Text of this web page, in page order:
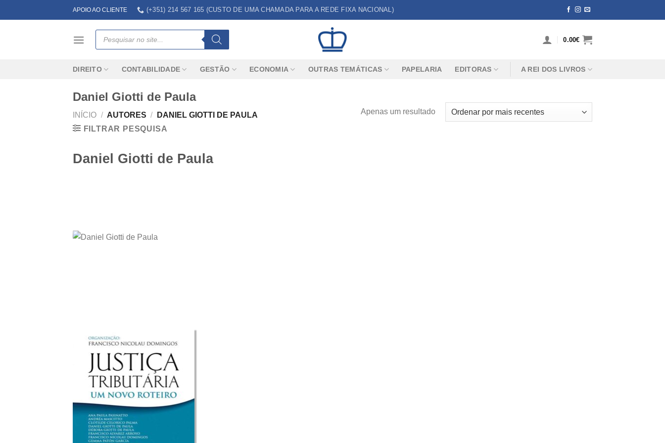
to
APOIO AO CLIENTE (+351) 214 567 165 (CUSTO DE UMA CHAMADA PARA A REDE FIXA NACIONAL)
Products
search
0.00€
DIREITO CONTABILIDADE GESTÃO ECONOMIA OUTRAS TEMÁTICAS PAPELARIA EDITORAS A REI DOS LIVROS
Daniel Giotti de Paula
INÍCIO / AUTORES /
DANIEL GIOTTI DE PAULA
FILTRAR PESQUISA
Apenas um resultado
Daniel Giotti de Paula